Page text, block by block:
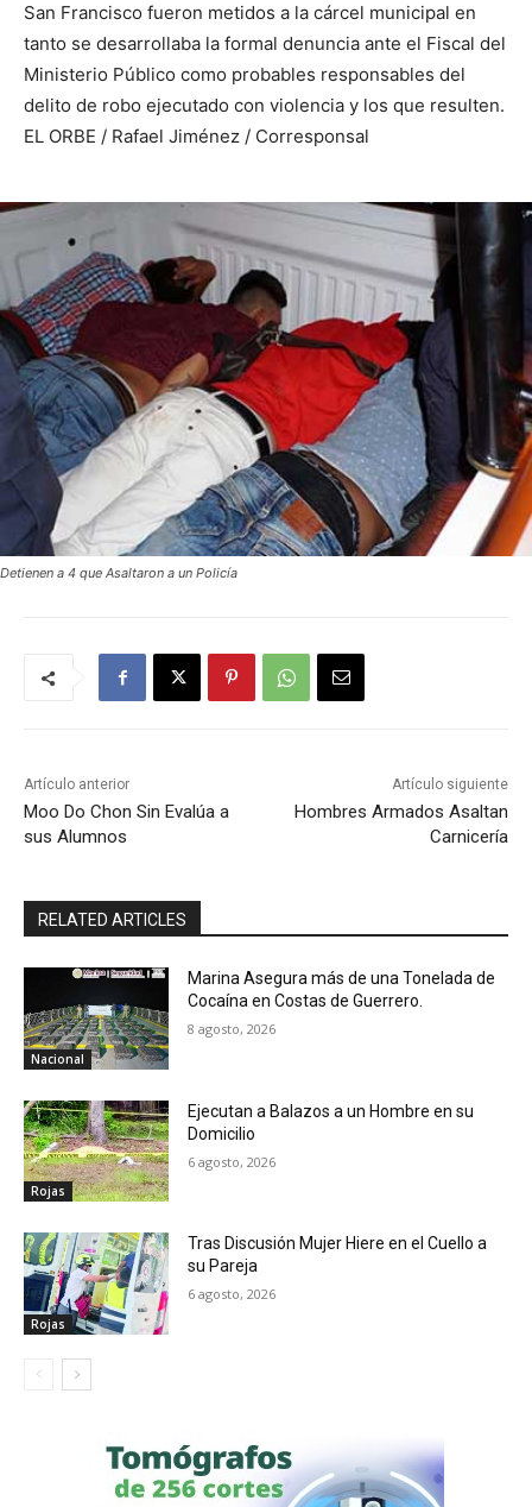
San Francisco fueron metidos a la cárcel municipal en
tanto se desarrollaba la formal denuncia ante el Fiscal del
Ministerio Público como probables responsables del
delito de robo ejecutado con violencia y los que resulten.
EL ORBE / Rafael Jiménez / Corresponsal
Detienen a 4 que Asaltaron a un Policía
Artículo anterior
Moo Do Chon Sin Evalúa a
sus Alumnos
Artículo siguiente
Hombres Armados Asaltan
Carnicería
RELATED ARTICLES
Nacional
Marina Asegura más de una Tonelada de
Cocaína en Costas de Guerrero.
8 agosto, 2026
Rojas
Ejecutan a Balazos a un Hombre en su
Domicilio
6 agosto, 2026
Rojas
Tras Discusión Mujer Hiere en el Cuello a
su Pareja
6 agosto, 2026